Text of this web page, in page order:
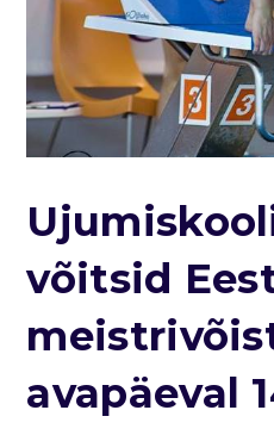
võitsid
avapäeval